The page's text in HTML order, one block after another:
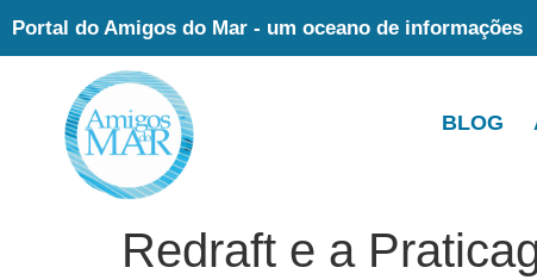
Portal do Amigos do Mar - um oceano de informações
BLOG
Redraft e a